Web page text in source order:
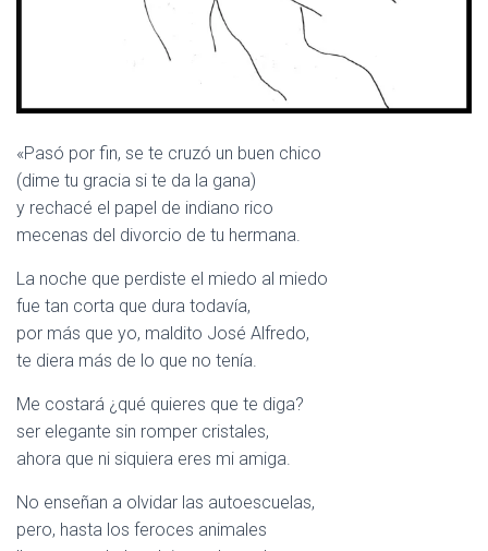
«Pasó por fin, se te cruzó un buen chico
(dime tu gracia si te da la gana)
y rechacé el papel de indiano rico
mecenas del divorcio de tu hermana.
La noche que perdiste el miedo al miedo
fue tan corta que dura todavía,
por más que yo, maldito José Alfredo,
te diera más de lo que no tenía.
Me costará ¿qué quieres que te diga?
ser elegante sin romper cristales,
ahora que ni siquiera eres mi amiga.
No enseñan a olvidar las autoescuelas,
pero, hasta los feroces animales